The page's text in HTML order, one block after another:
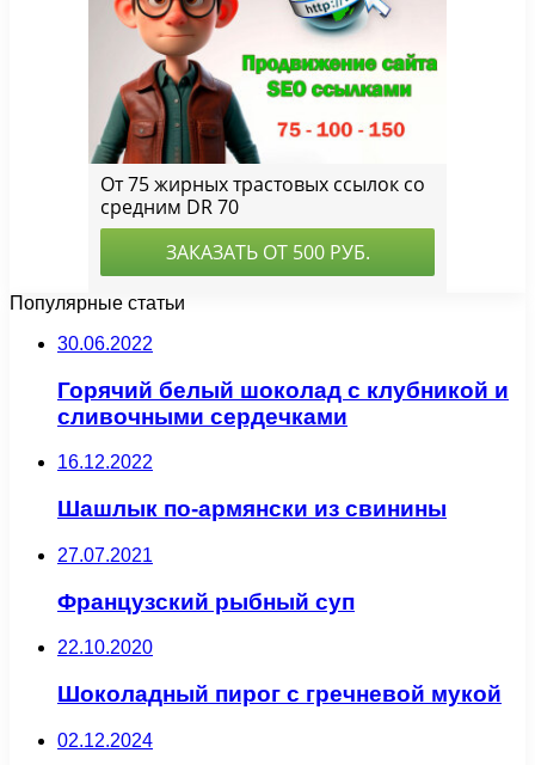
Популярные статьи
30.06.2022
Горячий белый шоколад с клубникой и
сливочными сердечками
16.12.2022
Шашлык по-армянски из свинины
27.07.2021
Французский рыбный суп
22.10.2020
Шоколадный пирог с гречневой мукой
02.12.2024